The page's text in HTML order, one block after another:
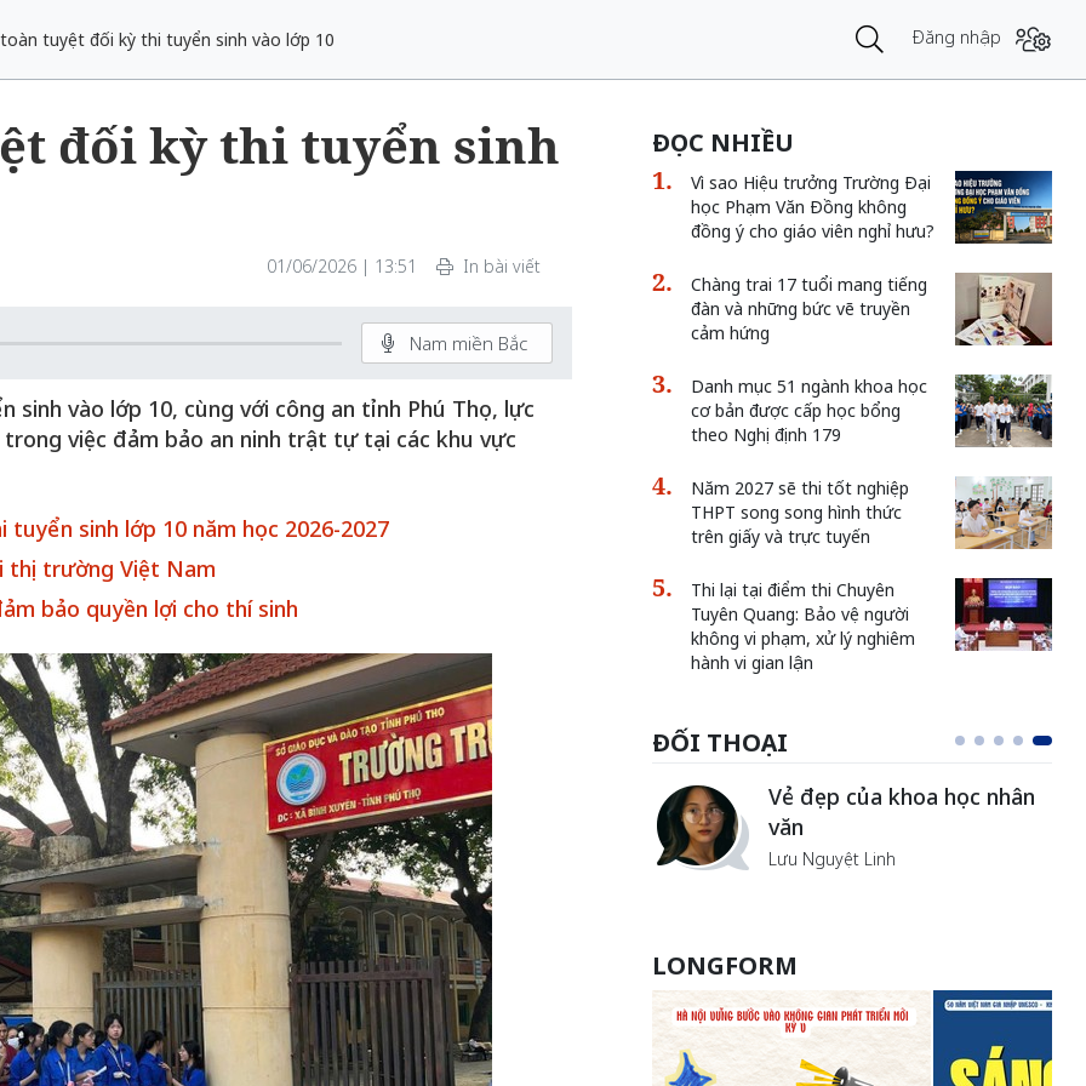
tuyệt đối kỳ thi tuyển sinh vào lớp 10 Đăng nhập
đối kỳ thi tuyển sinh
01/06/2026 | 13:51 In bài viết
Nam miền Bắc
sinh vào lớp 10, cùng với công an tỉnh Phú Thọ, lực
việc đảm bảo an ninh trật tự tại các khu vực
sinh lớp 10 năm học 2026-2027
thị trường Việt Nam
bảo quyền lợi cho thí sinh
ĐỌC NHIỀU
Vì sao Hiệu trưởng Trường Đại
học Phạm Văn Đồng không
đồng ý cho giáo viên nghỉ hưu?
Chàng trai 17 tuổi mang tiếng
đàn và những bức vẽ truyền
cảm hứng
Danh mục 51 ngành khoa học
cơ bản được cấp học bổng
theo Nghị định 179
Năm 2027 sẽ thi tốt nghiệp
THPT song song hình thức
trên giấy và trực tuyến
Thi lại tại điểm thi Chuyên
Tuyên Quang: Bảo vệ người
không vi phạm, xử lý nghiêm
hành vi gian lận
ĐỐI THOẠI
ngôi
của Hà
Xin lỗi, rồi sao nữa?!
Lê Xuân Thọ
Vẻ đẹp của khoa học nhân
văn
Lưu Nguyệt Linh
LONGFORM